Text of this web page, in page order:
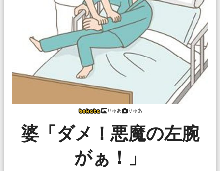
りゅあ りゅあ
婆「ダメ！悪魔の左腕
がぁ！」